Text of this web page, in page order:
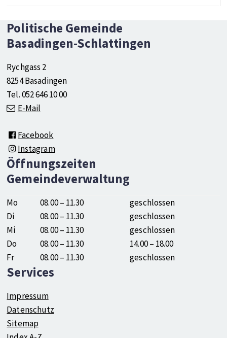
Footer
Politische Gemeinde
Basadingen-Schlattingen
Rychgass 2
8254 Basadingen
Tel. 052 646 10 00
E-Mail
Social Media
Facebook
Instagram
Öffnungszeiten
Gemeindeverwaltung
Mo 08.00 – 11.30
geschlossen
Di
08.00 – 11.30
geschlossen
Mi
08.00 – 11.30
geschlossen
Do
08.00 – 11.30
14.00 – 18.00
Fr
08.00 – 11.30 geschlossen
Services
Impressum
Datenschutz
Sitemap